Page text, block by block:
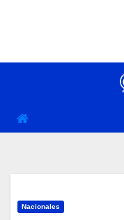
Nacionales